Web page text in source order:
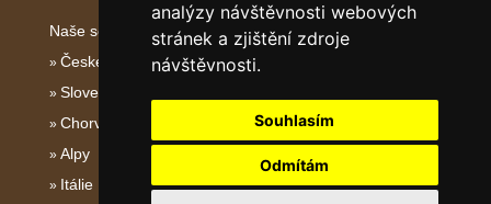
analýzy návštěvnosti webových
stránek a zjištění zdroje
návštěvnosti.
Souhlasím
Odmítám
Naše servery:
České hory
Slovenské hory
Chorvatsko
Alpy
Itálie